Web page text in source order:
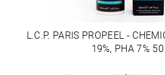
L.C.P. PARIS PROPEEL -
19%, PHA 7% 50